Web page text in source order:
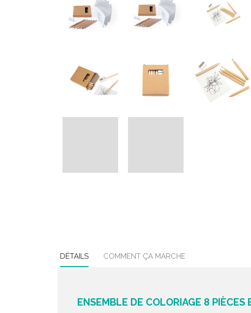
DÉTAILS COMMENT ÇA MARCHE
ENSEMBLE DE COLORIAGE 8 PIÈCES